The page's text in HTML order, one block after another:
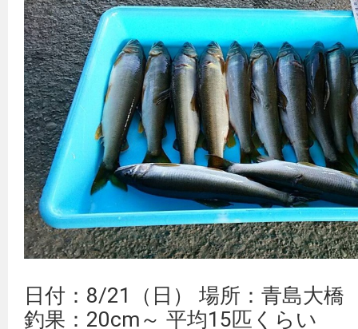
日付：8/21（日） 場所：青島大
釣果：20cm～ 平均15匹くらい